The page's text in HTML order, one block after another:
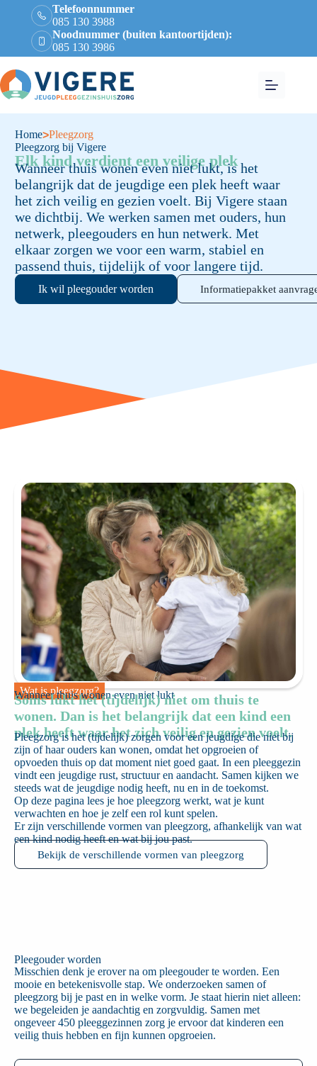
Telefoonnummer
085 130 3988
Noodnummer (buiten kantoortijden):
085 130 3986
Home>Pleegzorg
Pleegzorg bij Vigere
Elk kind verdient een veilige plek
Wanneer thuis wonen even niet lukt, is het
belangrijk dat de jeugdige een plek heeft waar
het zich veilig en gezien voelt.Bij Vigere staan
we dichtbij. We werken samen met ouders, hun
netwerk, pleegouders en hun netwerk. Met
elkaar zorgen we voor een warm, stabiel en
passend thuis, tijdelijk of voor langere tijd.
Ik wil pleegouder worden Informatiepakket
Wat is pleegzorg?
Wanneer thuis wonen even niet lukt
Soms lukt het (tijdelijk) niet om thuis te
wonen. Dan is het belangrijk dat een kind een
plek heeft waar het zich veilig en gezien voelt.
Pleegzorg is het (tijdelijk) zorgen voor een jeugdige die niet bij
zijn of haar ouders kan wonen, omdat het opgroeien of
opvoeden thuis op dat moment niet goed gaat. In een pleeggezin
vindt een jeugdige rust, structuur en aandacht. Samen kijken we
steeds wat de jeugdige nodig heeft, nu en in de toekomst.
Op deze pagina lees je hoe pleegzorg werkt, wat je kunt
verwachten en hoe je zelf een rol kunt spelen.
Er zijn verschillende vormen van pleegzorg, afhankelijk van wat
een kind nodig heeft en wat bij jou past.
Bekijk de verschillende vormen van pleegzorg
Pleegouder worden
Misschien denk je erover na om pleegouder te worden. Een
mooie en betekenisvolle stap. We onderzoeken samen of
pleegzorg bij je past en in welke vorm. Je staat hierin niet alleen:
we begeleiden je aandachtig en zorgvuldig. Samen met
ongeveer 450 pleeggezinnen zorg je ervoor dat kinderen een
veilig thuis hebben en fijn kunnen opgroeien.